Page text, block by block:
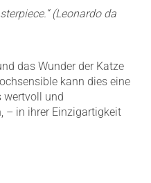
(Leonardo da
das Wunder der Katze
kann dies eine
wertvoll und
– in ihrer Einzigartigkeit